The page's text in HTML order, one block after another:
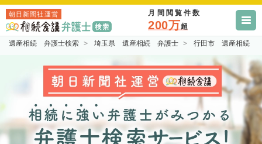
朝日新聞社運営 月間閲覧件数
200万超
遺産相続 弁護士検索 埼玉県 遺産相続 弁護士 行田市 遺産相続